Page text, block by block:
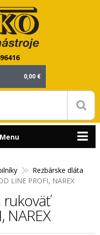
0,00 €
Rezbárske dláta
LINE PROFI, NAREX
NAREX
Menu